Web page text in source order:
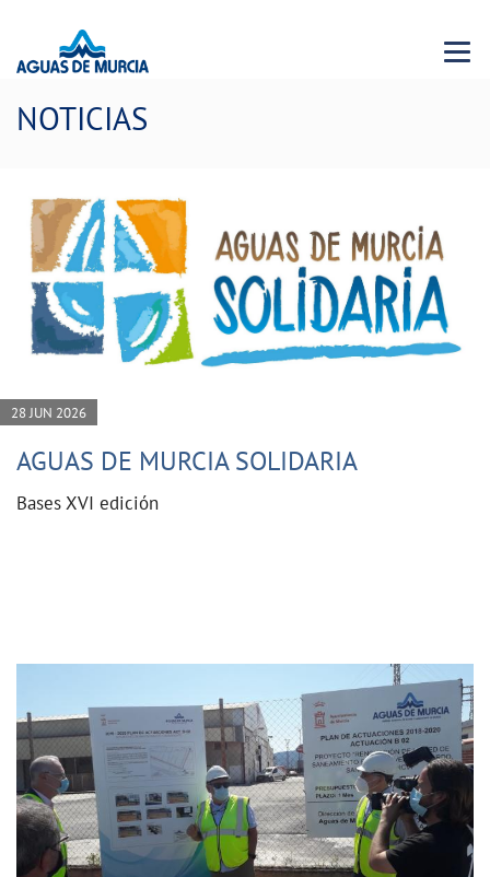
Menu
NOTICIAS
28 JUN 2026
AGUAS DE MURCIA SOLIDARIA
Bases XVI edición